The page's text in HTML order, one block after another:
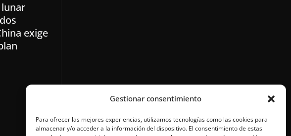
Gestionar consentimiento
Para ofrecer las mejores experiencias, utilizamos tecnologías como las cookies para
almacenar y/o acceder a la información del dispositivo. El consentimiento de estas
exige